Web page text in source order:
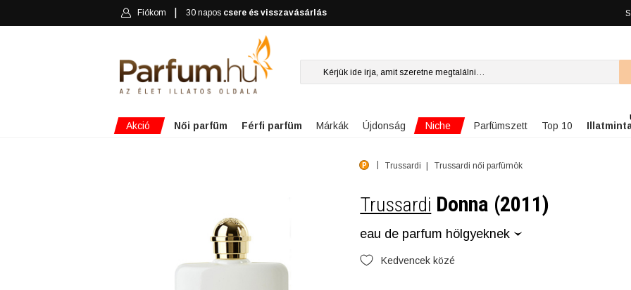
Fiókom 30 napos csere és visszavásárlás
Akció Női parfüm Férfi parfüm Márkák Újdonság Niche Parfümszett Top 10
Trussardi Trussardi női parfümök
Trussardi Donna (2011)
eau de parfum hölgyeknek
Kedvencek közé